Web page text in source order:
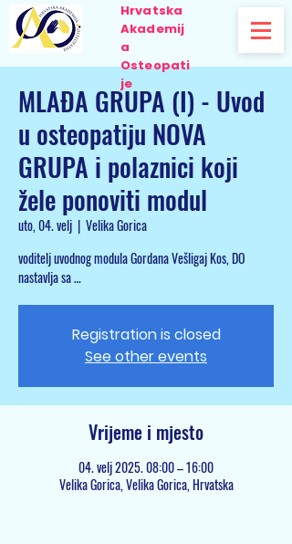
Hrvatska
Akademij
a
Osteopati
je
MLAĐA GRUPA (I) - Uvod
u osteopatiju NOVA
GRUPA i polaznici koji
žele ponoviti modul
uto, 04. velj
  |
Velika Gorica
voditelj uvodnog modula Gordana Vešligaj Kos, DO
nastavlja sa …
Registration is closed
See other events
Vrijeme i mjesto
04. velj 2025. 08:00 – 16:00
Velika Gorica, Velika Gorica, Hrvatska